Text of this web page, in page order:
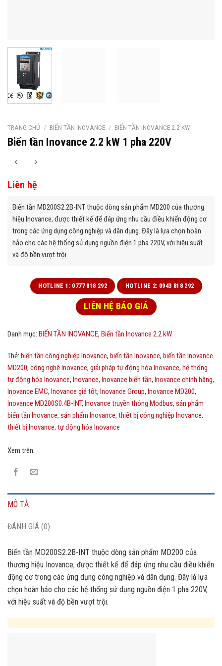
TRANG CHỦ / BIẾN TẦN INOVANCE / BIẾN TẦN INOVANCE 2.2 KW
Biến tần Inovance 2.2 kW 1 pha 220V
Liên hệ
Biến tần MD200S2.2B-INT thuộc dòng sản phẩm MD200 của thương
hiệu Inovance, được thiết kế để đáp ứng nhu cầu điều khiển động cơ
trong các ứng dụng công nghiệp và dân dụng. Đây là lựa chọn hoàn
hảo cho các hệ thống sử dụng nguồn điện 1 pha 220V, với hiệu suất
và độ bền vượt trội.
HOTLINE 1: 0777 818 292 HOTLINE 2: 0943 818 292
LIÊN HỆ BÁO GIÁ
Danh mục: BIẾN TẦN INOVANCE, Biến tần Inovance 2.2 kW
Thẻ: biến tần công nghiệp Inovance, biến tần Inovance, biến tần Inovance
MD200, công nghệ Inovance, giải pháp tự động hóa Inovance, hệ thống
tự động hóa Inovance, Inovance, Inovance biến tần, Inovance chính hãng,
Inovance EMC, Inovance giá tốt, Inovance Group, Inovance MD200,
Inovance MD200S0.4B-INT, Inovance truyền thông Modbus, sản phẩm
biến tần Inovance, sản phẩm Inovance, thiết bị công nghiệp Inovance,
thiết bị Inovance, tự động hóa Inovance
Xem trên:
MÔ TẢ
ĐÁNH GIÁ (0)
Biến tần MD200S2.2B-INT thuộc dòng sản phẩm MD200 của
thương hiệu Inovance, được thiết kế để đáp ứng nhu cầu điều khiển
động cơ trong các ứng dụng công nghiệp và dân dụng. Đây là lựa
chọn hoàn hảo cho các hệ thống sử dụng nguồn điện 1 pha 220V,
với hiệu suất và độ bền vượt trội.